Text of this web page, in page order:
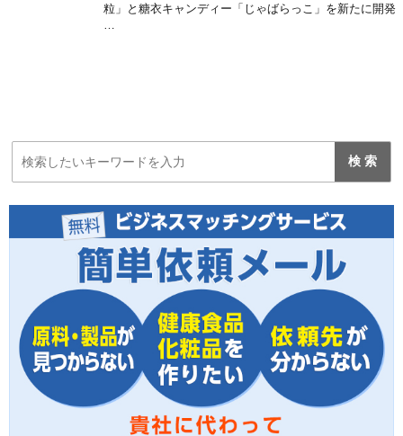
粒」と糖衣キャンディー「じゃばらっこ」を新たに開発